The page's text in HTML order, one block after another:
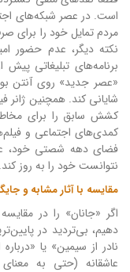
است. در عصر شبکه‌های
مردم تمایل خود را برای
نکته دیگر، عدم حضور
برنامه‌های تبلیغاتی پیش
«عصر جدید» روی آنتن
شایانی کند. همچنین ژانر
کشش سابق را برای
کمدی‌های اجتماعی و
فضای دهه شصتی خود،
نتوانست خود را به روز کند.
مقایسه با آثار مشابه و
اگر «جانان» را در
دهیم، بی‌تردید در
نادر از سیمین» یا
عاشقانه (حتی به